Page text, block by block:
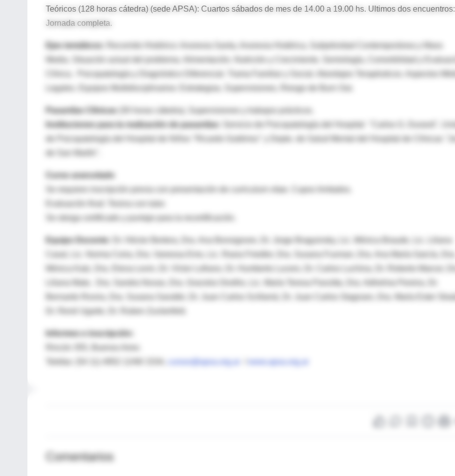
Teóricos (128 horas cátedra) (sede APSA): Cuartos sábados de mes de 14.00 a 19.00 hs. Ultimos dos encuentros:
Jornada completa.
Ejes temáticos:
Recorrido Histórico: Anorexia Santa, Anorexia Histérica, Subjetividad Contemporánea y Mass
Media. Situación actual del problema. Alimentación, Nutrición y Crecimiento. Semiología, Comorbilidad y
Clínica. Psicopatología y Diagnóstico Diferencial. Trama Familiar y Social. Abordajes Terapéuticos. Aspectos
Legales. Equipos Multidisciplinarios: Estrategias, Supervisiones, Riesgo de Burn Out.
Pasantías Clínicas
(30 horas cátedra), Supervisiones y trabajos prácticos.
Instituciones para la realización de pasantías:
Servicio de Psicopatología del Hospital "Carlos G. Durand",
de Psicopatología del Hospital de Niños "Ricardo Gutiérrez" y Depto. de Salud Mental del Hospital de Clínicas
Curso arancelado
Se requiere inscripción previa con presentación de curriculum vitae. Cupos limitados.
Se otorga certificado y puntaje para la recertificación.
Equipo Docente:
Dr. Héctor Bertera, Dra. Ana Bonsignore, Dr. Jorge Braguinsky, Lic. Mónica Braude, Lic. Liliana
Bernardo Rovira, Dra. Susana Sarubbi, Dr. Juan Carlos Scillamá, Dr. Juan Carlos Stagnaro, Dra. María Ester
Dr. René Ugarte, Dr. Ruben Zuckerfeld.
Informes e inscripción:
cursos@apsa.org.ar www.apsa.org.ar
Comentarios